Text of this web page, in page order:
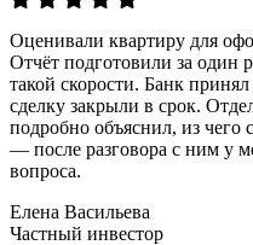
Оценивали квартиру для
Отчёт подготовили за один
такой скорости. Банк
сделку закрыли в срок.
подробно объяснил, из чего
— после разговора с ним у
вопроса.
Елена Васильева
Частный инвестор